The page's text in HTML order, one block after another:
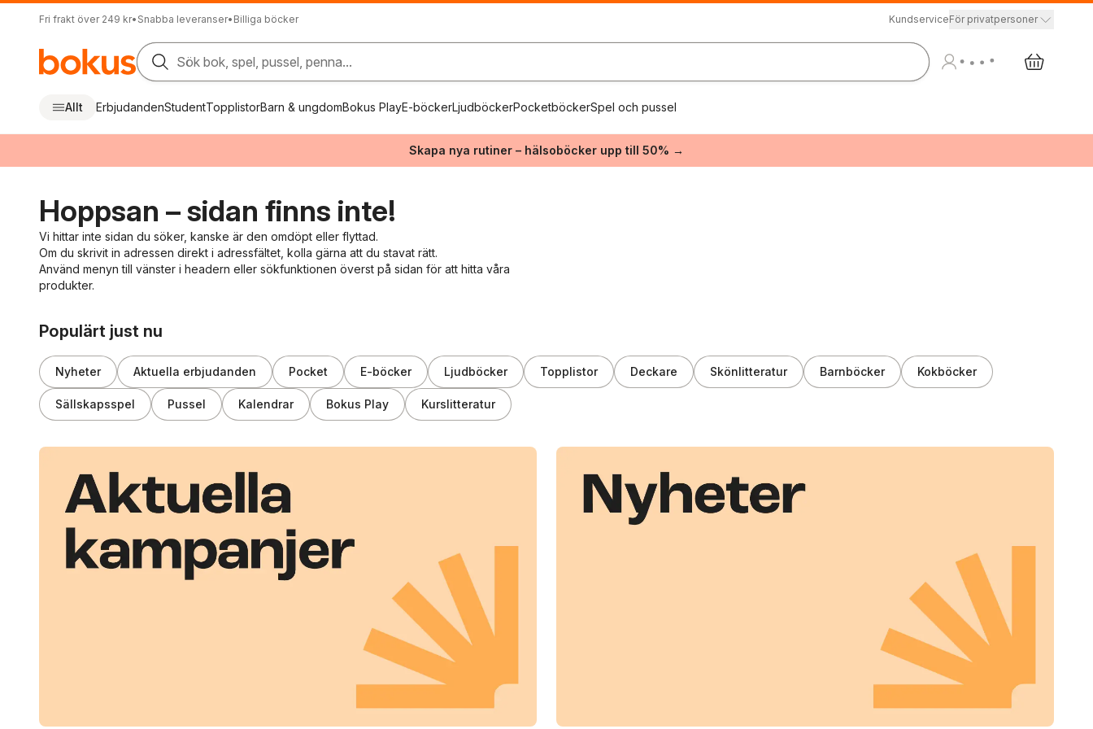
Fri frakt över 249 kr• Snabba leveranser• Billiga böcker KundserviceFör privatpersoner
Sök bok, spel, pussel, penna...
Allt ErbjudandenStudentTopplistorBarn & ungdomBokus PlayE-böckerLjudböckerPocketböckerSpel och pussel
Skapa nya rutiner – hälsoböcker upp till 50% →
Hoppsan – sidan finns inte!
Vi hittar inte sidan du söker, kanske är den omdöpt eller flyttad.
Om du skrivit in adressen direkt i adressfältet, kolla gärna att du stavat rätt.
Använd menyn till vänster i headern eller sökfunktionen överst på sidan för att hitta våra
produkter.
Populärt just nu
Nyheter Aktuella erbjudanden Pocket E-böcker Ljudböcker Topplistor Deckare Skönlitteratur Barnböcker Kokböcker
Sällskapsspel Pussel Kalendrar Bokus Play Kurslitteratur